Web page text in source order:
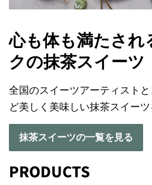
心も体も満たされ
クの抹茶スイーツ
全国のスイーツアーティスト
ど美しく美味しい抹茶スイーツ
抹茶スイーツの一覧を見る
PRODUCTS